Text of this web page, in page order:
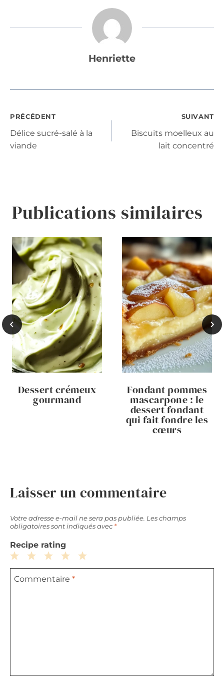
Henriette
Navigation
de
PRÉCÉDENT
Délice sucré-salé à la
viande
SUIVANT
Biscuits moelleux au
lait concentré
Publications similaires
Dessert crémeux
gourmand
Fondant pommes
mascarpone : le
dessert fondant
qui fait fondre les
cœurs
Laisser un commentaire
Votre adresse e-mail ne sera pas publiée. Les champs
obligatoires sont indiqués avec *
Recipe rating
5
4
Stars
3
Stars
2
Stars
1
Star
Commentaire *